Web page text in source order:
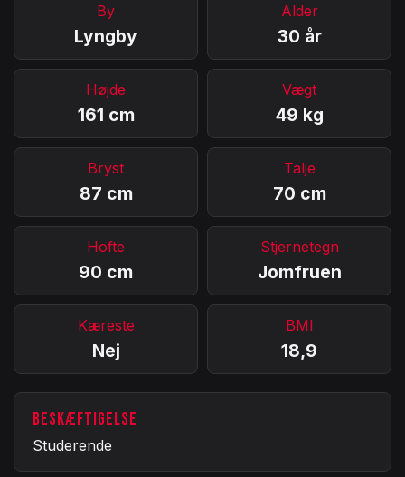
By
Lyngby
Alder
30 år
Højde
161 cm
Vægt
49 kg
Bryst
87 cm
Talje
70 cm
Hofte
90 cm
Stjernetegn
Jomfruen
Kæreste
Nej
BMI
18,9
BESKÆFTIGELSE
Studerende